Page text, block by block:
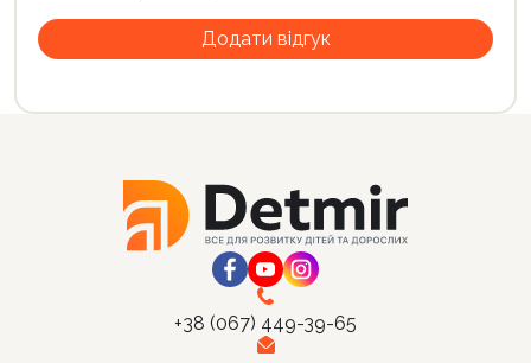
+38 (067) 449-39-65